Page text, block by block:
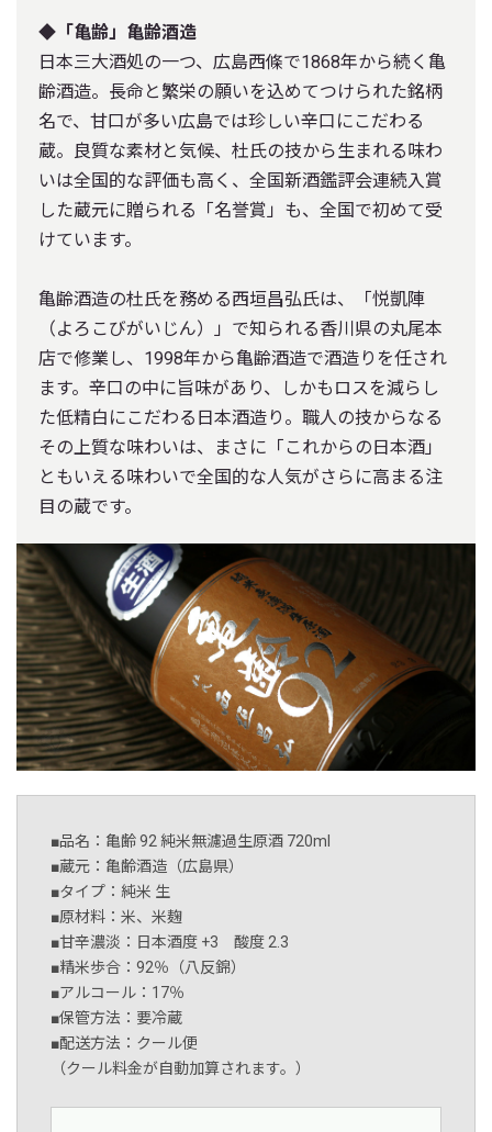
◆「亀齢」亀齢酒造
日本三大酒処の一つ、広島西條で1868年から続く亀
齢酒造。長命と繁栄の願いを込めてつけられた銘柄
名で、甘口が多い広島では珍しい辛口にこだわる
蔵。良質な素材と気候、杜氏の技から生まれる味わ
いは全国的な評価も高く、全国新酒鑑評会連続入賞
した蔵元に贈られる「名誉賞」も、全国で初めて受
けています。
亀齢酒造の杜氏を務める西垣昌弘氏は、「悦凱陣
（よろこびがいじん）」で知られる香川県の丸尾本
店で修業し、1998年から亀齢酒造で酒造りを任され
ます。辛口の中に旨味があり、しかもロスを減らし
た低精白にこだわる日本酒造り。職人の技からなる
その上質な味わいは、まさに「これからの日本酒」
ともいえる味わいで全国的な人気がさらに高まる注
目の蔵です。
■品名：亀齢 92 純米無濾過生原酒 720ml
■蔵元：亀齢酒造（広島県）
■タイプ：純米 生
■原材料：米、米麹
■甘辛濃淡：日本酒度 +3 酸度 2.3
■精米歩合：92％（八反錦）
■アルコール：17％
■保管方法：要冷蔵
■配送方法：クール便
（クール料金が自動加算されます。）